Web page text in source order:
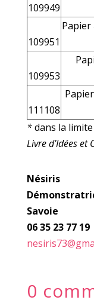
109949
109951
109953
111108
*dans la
Livre d’Idées et
Nésiris
Savoie
06 35 23 77 19
0